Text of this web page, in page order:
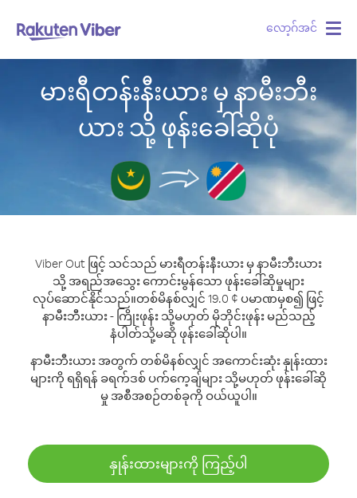
လော့ဂ်အင်
မားရီတန်းနီးယား မှ နာမီးဘီး
ယား သို့ ဖုန်းခေါ်ဆိုပုံ
Viber Out ဖြင့် သင်သည် မားရီတန်းနီးယား မှ နာမီးဘီးယား
သို့ အရည်အသွေး ကောင်းမွန်သော ဖုန်းခေါ်ဆိုမှုများ
လုပ်ဆောင်နိုင်သည်။တစ်မိနစ်လျှင် 19.0 ¢ ပမာဏမှစ၍ ဖြင့်
နာမီးဘီးယား - ကြိုးဖုန်း သို့မဟုတ် မိုဘိုင်းဖုန်း မည်သည့်
နံပါတ်သို့မဆို ဖုန်းခေါ်ဆိုပါ။
နာမီးဘီးယား အတွက် တစ်မိနစ်လျှင် အကောင်းဆုံး နှုန်းထား
များကို ရရှိရန် ခရက်ဒစ် ပက်ကေ့ချ်များ သို့မဟုတ် ဖုန်းခေါ်ဆို
မှု အစီအစဉ်တစ်ခုကို ဝယ်ယူပါ။
နှုန်းထားများကို ကြည့်ပါ